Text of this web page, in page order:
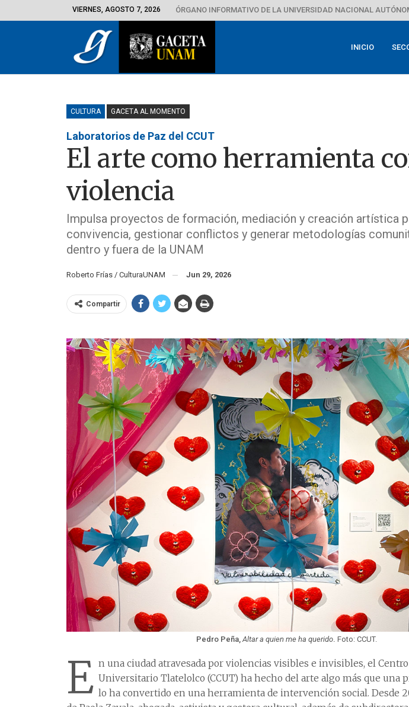
VIERNES, AGOSTO 7, 2026 ÓRGANO INFORMATIVO DE LA UNIVERSIDAD NACIONAL
INICIO
CULTURA GACETA AL MOMENTO
Laboratorios de Paz del CCUT
El arte como herramienta
violencia
Impulsa proyectos de formación, mediación y creación artística
convivencia, gestionar conflictos y generar metodologías
dentro y fuera de la UNAM
Roberto Frías / CulturaUNAM Jun 29, 2026
Compartir
Pedro Peña, Altar a quien me ha querido. Foto: CCUT.
E n una ciudad atravesada por violencias visibles e invisibles, el
Universitario Tlatelolco (CCUT) ha hecho del arte algo más que una
lo ha convertido en una herramienta de intervención social. Desde